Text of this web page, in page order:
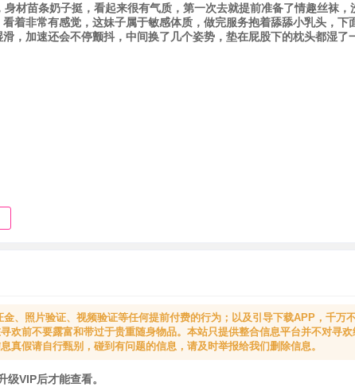
材苗条奶子挺，看起来很有气质，第一次去就提前准备了情趣丝袜，
着非常有感觉，这妹子属于敏感体质，做完服务抱着舔舔小乳头，下
，加速还会不停颤抖，中间换了几个姿势，垫在屁股下的枕头都湿了
、照片验证、视频验证等任何提前付费的行为；以及引导下载APP，千万
欢前不要露富和带过于贵重随身物品。本站只提供整合信息平台并不对寻欢
真假请自行甄别，碰到有问题的信息，请及时举报给我们删除信息。
级VIP后才能查看。